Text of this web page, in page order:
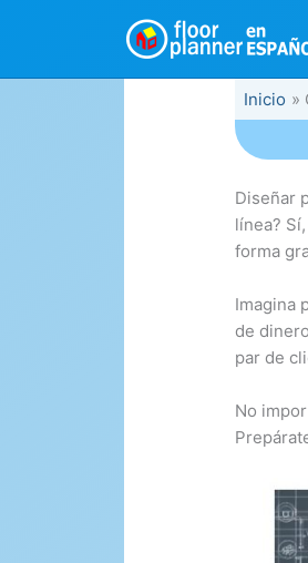
Inicio
Diseñar
línea?
forma
Imagina
de
par de
No